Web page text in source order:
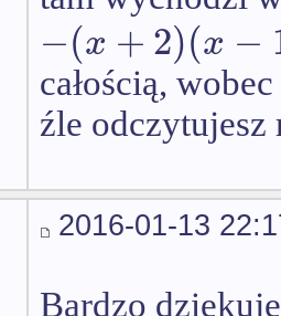
−(x +2)(x −
całością,
źle odczytujesz
2016-01-13
Bardzo